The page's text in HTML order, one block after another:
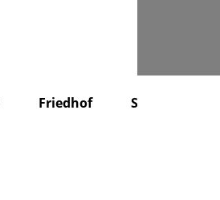
Friedhof Stiftung